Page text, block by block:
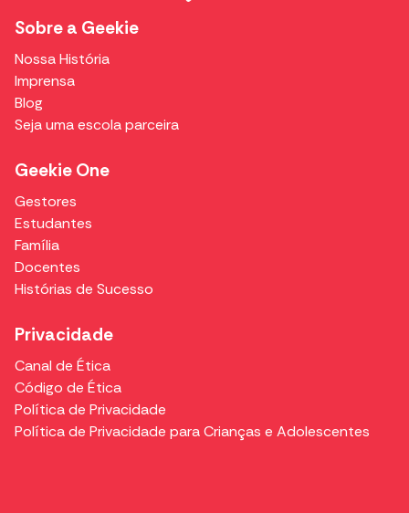
Sobre a Geekie
Nossa História
Imprensa
Blog
Seja uma escola parceira
Geekie One
Gestores
Estudantes
Família
Docentes
Histórias de Sucesso
Privacidade
Canal de Ética
Código de Ética
Política de Privacidade
Política de Privacidade para Crianças e Adolescentes